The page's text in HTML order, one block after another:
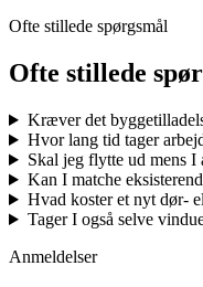
Ofte stillede spørgsmål
Ofte stillede
Kræver det
Hvor lang tid tager
Skal jeg flytte ud mens I
Kan I matche
Hvad koster et nyt dør-
Tager I også selve
Anmeldelser